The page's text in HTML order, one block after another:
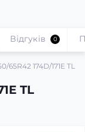
65R42 174D/171E TL
TL
Відгуків 0